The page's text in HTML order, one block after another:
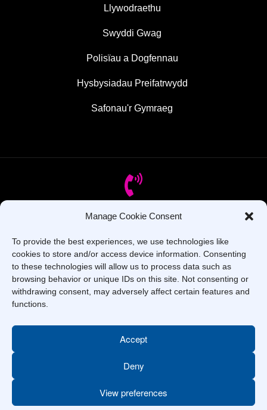
Manage Cookie Consent
To provide the best experiences, we use technologies like
cookies to store and/or access device information. Consenting
to these technologies will allow us to process data such as
browsing behavior or unique IDs on this site. Not consenting or
withdrawing consent, may adversely affect certain features and
functions.
Accept
Deny
View preferences
Llywodraethu
Swyddi Gwag
Polisïau a Dogfennau
Hysbysiadau Preifatrwydd
Safonau'r Gymraeg
+44 1437 753 000
Coleg Sir Benfro